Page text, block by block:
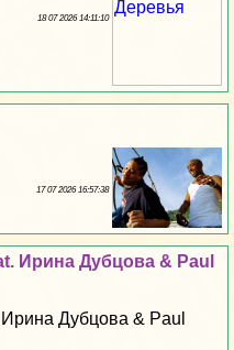
18 07 2026 14:11:10
17 07 2026 16:57:38
Ирина Дубцова & Paul
Дубцова & Paul